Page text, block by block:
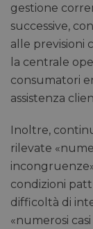
gestione
successive,
alle previsioni
la centrale
consumatori
assistenza
Inoltre,
rilevate
condizioni
difficoltà di
«numerosi